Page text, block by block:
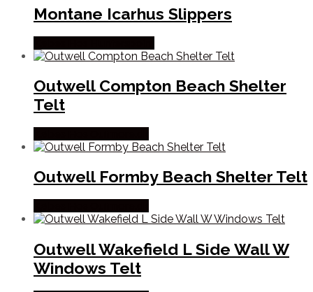
Montane Icarhus Slippers
Outwell Compton Beach Shelter
Telt
Outwell Formby Beach Shelter Telt
Outwell Wakefield L Side Wall W
Windows Telt